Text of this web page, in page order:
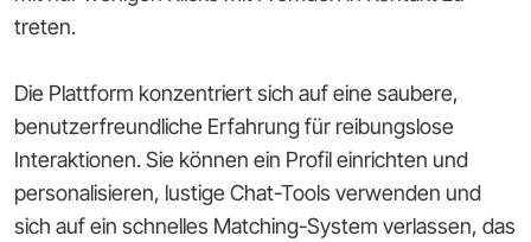
treten.
Die Plattform konzentriert sich auf eine saubere,
benutzerfreundliche Erfahrung für reibungslose
Interaktionen. Sie können ein Profil einrichten und
personalisieren, lustige Chat-Tools verwenden und
sich auf ein schnelles Matching-System verlassen, das